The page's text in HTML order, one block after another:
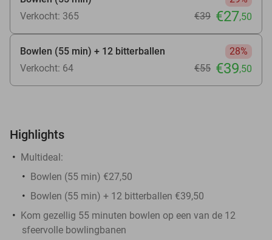
Verkocht: 365
€39 €27,50
Bowlen (55 min) + 12 bitterballen
28%
Verkocht: 64
€55 €39,50
Highlights
Multideal:
Bowlen (55 min) €27,50
Bowlen (55 min) + 12 bitterballen €39,50
Kom gezellig 55 minuten bowlen op een van de 12
sfeervolle bowlingbanen